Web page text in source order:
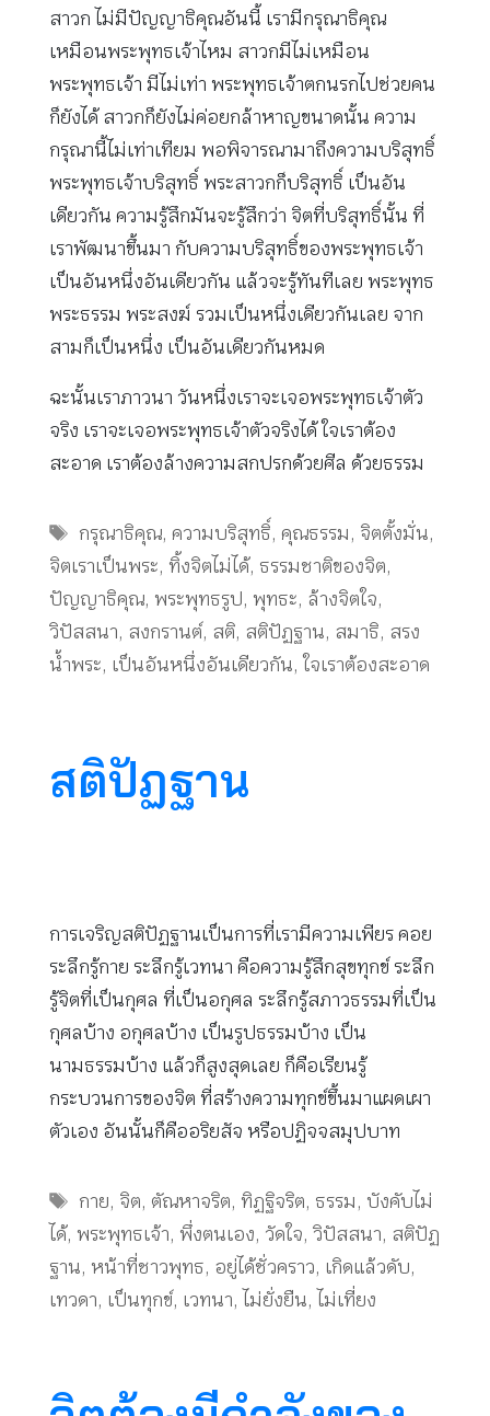
สาวก ไม่มีปัญญาธิคุณอันนี้ เรามีกรุณาธิคุณ
เหมือนพระพุทธเจ้าไหม สาวกมีไม่เหมือน
พระพุทธเจ้า มีไม่เท่า พระพุทธเจ้าตกนรกไปช่วยคน
ก็ยังได้ สาวกก็ยังไม่ค่อยกล้าหาญขนาดนั้น ความ
กรุณานี้ไม่เท่าเทียม พอพิจารณามาถึงความบริสุทธิ์
พระพุทธเจ้าบริสุทธิ์ พระสาวกก็บริสุทธิ์ เป็นอัน
เดียวกัน ความรู้สึกมันจะรู้สึกว่า จิตที่บริสุทธิ์นั้น ที่
เราพัฒนาขึ้นมา กับความบริสุทธิ์ของพระพุทธเจ้า
เป็นอันหนึ่งอันเดียวกัน แล้วจะรู้ทันทีเลย พระพุทธ
พระธรรม พระสงฆ์ รวมเป็นหนึ่งเดียวกันเลย จาก
สามก็เป็นหนึ่ง เป็นอันเดียวกันหมด
ฉะนั้นเราภาวนา วันหนึ่งเราจะเจอพระพุทธเจ้าตัว
จริง เราจะเจอพระพุทธเจ้าตัวจริงได้ ใจเราต้อง
สะอาด เราต้องล้างความสกปรกด้วยศีล ด้วยธรรม
Tags
กรุณาธิคุณ,ความบริสุทธิ์,คุณธรรม, จิตตั้งมั่น,
จิตเราเป็นพระ, ทิ้งจิตไม่ได้, ธรรมชาติของจิต,
ปัญญาธิคุณ, พระพุทธรูป, พุทธะ, ล้างจิตใจ,
วิปัสสนา, สงกรานต์, สติ, สติปัฏฐาน, สมาธิ, สรง
น้ำพระ, เป็นอันหนึ่งอันเดียวกัน, ใจเราต้องสะอาด
สติปัฏฐาน
การเจริญสติปัฏฐานเป็นการที่เรามีความเพียร คอย
ระลึกรู้กาย ระลึกรู้เวทนา คือความรู้สึกสุขทุกข์ ระลึก
รู้จิตที่เป็นกุศล ที่เป็นอกุศล ระลึกรู้สภาวธรรมที่เป็น
กุศลบ้าง อกุศลบ้าง เป็นรูปธรรมบ้าง เป็น
นามธรรมบ้าง แล้วก็สูงสุดเลย ก็คือเรียนรู้
กระบวนการของจิต ที่สร้างความทุกข์ขึ้นมาแผดเผา
ตัวเอง อันนั้นก็คืออริยสัจ หรือปฏิจจสมุปบาท
Tags
กาย, จิต, ตัณหาจริต, ทิฏฐิจริต, ธรรม, บังคับไม่
ได้, พระพุทธเจ้า, พึ่งตนเอง, วัดใจ, วิปัสสนา, สติปัฏ
ฐาน, หน้าที่ชาวพุทธ, อยู่ได้ชั่วคราว, เกิดแล้วดับ,
เทวดา, เป็นทุกข์, เวทนา, ไม่ยั่งยืน, ไม่เที่ยง